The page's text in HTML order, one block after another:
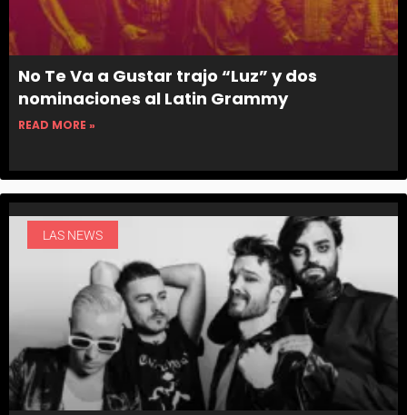
No Te Va a Gustar trajo “Luz” y dos
nominaciones al Latin Grammy
READ MORE »
LAS NEWS